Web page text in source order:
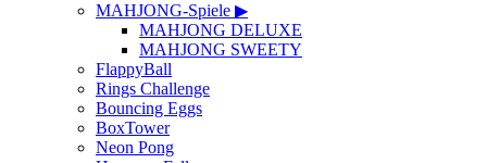
MAHJONG-Spiele ▶
MAHJONG DELUXE
MAHJONG SWEETY
FlappyBall
Rings Challenge
Bouncing Eggs
BoxTower
Neon Pong